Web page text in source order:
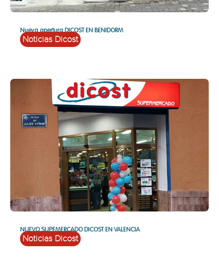
Nueva apertura DICOST EN BENIDORM
Noticias Dicost
NUEVO SUPEMERCADO DICOST EN VALENCIA
Noticias Dicost